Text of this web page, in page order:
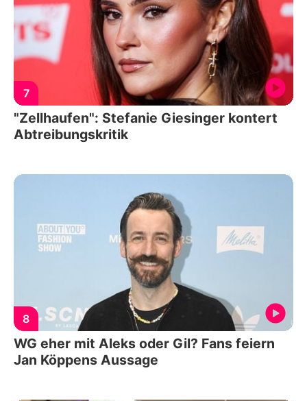
7
"Zellhaufen": Stefanie Giesinger kontert
Abtreibungskritik
8
WG eher mit Aleks oder Gil? Fans feiern
Jan Köppens Aussage